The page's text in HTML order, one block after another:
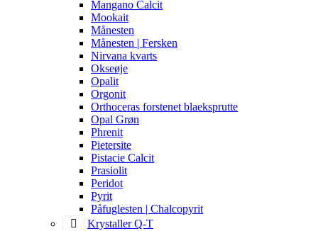
Mangano Calcit
Mookait
Månesten
Månesten | Fersken
Nirvana kvarts
Okseøje
Opalit
Orgonit
Orthoceras forstenet blaeksprutte
Opal Grøn
Phrenit
Pietersite
Pistacie Calcit
Prasiolit
Peridot
Pyrit
Påfuglesten | Chalcopyrit
Krystaller Q-T